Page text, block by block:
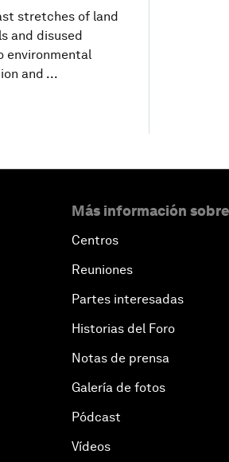
stretches of land
and disused
environmental
and ...
Más información
Centros
Reuniones
Partes interesadas
Historias del Foro
Notas de prensa
Galería de fotos
Pódcast
Vídeos